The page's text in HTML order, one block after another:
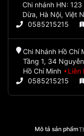
Chi nhánh HN:
Dừa, Hà Nội, Việt
0585215215
Chi Nhánh Hồ Chí
Tầng 1, 34
Hồ Chí Minh
Liên
0585215215
Mô tả sản phẩm